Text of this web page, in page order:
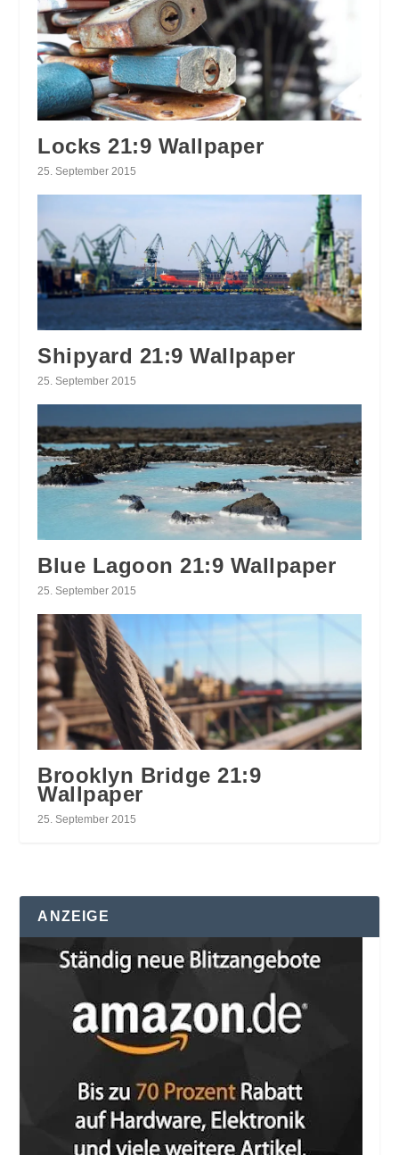
Locks 21:9 Wallpaper
25. September 2015
Shipyard 21:9 Wallpaper
25. September 2015
Blue Lagoon 21:9 Wallpaper
25. September 2015
Brooklyn Bridge 21:9
Wallpaper
25. September 2015
ANZEIGE